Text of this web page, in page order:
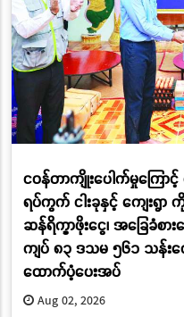
ငဝန်တာကျိုးပေါက်မှုကြော
ရပ်ကွက် ငါးခုနှင့် ကျေးရွ
ဆန်ရိက္ခာဖိုးငွေ၊ အခြေခံ
ကျပ် ၈၃ ဒသမ ၅၆၁ သန်းက
ထောက်ပံ့ပေးအပ်
Aug 02, 2026